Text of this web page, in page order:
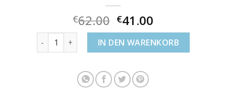
€62.00 €41.00
ringe von swarovski MengeIN DEN WARENKORB